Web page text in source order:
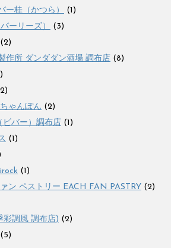
ー桂（かつら）
(1)
ーリーズ）
(3)
(2)
作所 ダンダダン酒場 調布店 (8)
ゃんぽん (2)
ビバー）調布店 (1)
(1)
(1)
ン ペストリー EACH FAN PASTRY (2)
彩調風 調布店) (2)
(5)